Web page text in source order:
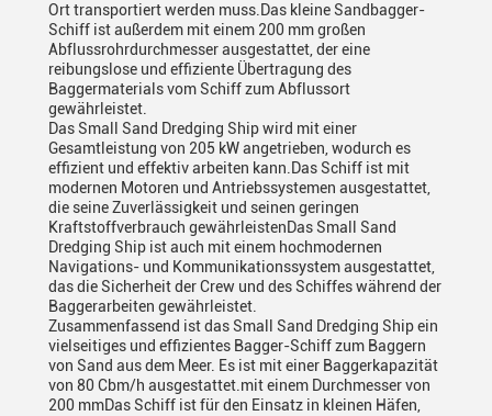
Ort transportiert werden muss.Das kleine Sandbagger-
Schiff ist außerdem mit einem 200 mm großen
Abflussrohrdurchmesser ausgestattet, der eine
reibungslose und effiziente Übertragung des
Baggermaterials vom Schiff zum Abflussort
gewährleistet.
Das Small Sand Dredging Ship wird mit einer
Gesamtleistung von 205 kW angetrieben, wodurch es
effizient und effektiv arbeiten kann.Das Schiff ist mit
modernen Motoren und Antriebssystemen ausgestattet,
die seine Zuverlässigkeit und seinen geringen
Kraftstoffverbrauch gewährleistenDas Small Sand
Dredging Ship ist auch mit einem hochmodernen
Navigations- und Kommunikationssystem ausgestattet,
das die Sicherheit der Crew und des Schiffes während der
Baggerarbeiten gewährleistet.
Zusammenfassend ist das Small Sand Dredging Ship ein
vielseitiges und effizientes Bagger-Schiff zum Baggern
von Sand aus dem Meer. Es ist mit einer Baggerkapazität
von 80 Cbm/h ausgestattet.mit einem Durchmesser von
200 mmDas Schiff ist für den Einsatz in kleinen Häfen,